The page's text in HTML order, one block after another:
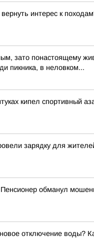
интерес к
зато понастоящему
пикника, в неловком...
кипел спортивный
зарядку для
обманул
отключение воды?